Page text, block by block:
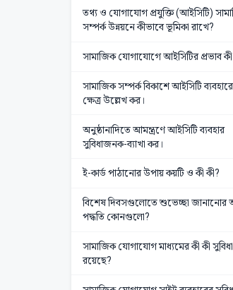
তথ্য ও যোগাযোগ প্রযুক্তি (আইসিটি)
সম্পর্ক উন্নয়নে কীভাবে ভূমিকা রাখে?
সামাজিক যোগাযোগে আইসিটির প্রভাব
সামাজিক সম্পর্ক বিকাশে আইসিটি
ক্ষেত্র উল্লেখ কর।
অনুষ্ঠানাদিতে আমন্ত্রণে আইসিটি ব্যবহার
সুবিধাজনক-ব্যাখা কর।
ই-কার্ড পাঠানোর উপায় কয়টি ও কী কী?
বিশেষ দিবসগুলোতে শুভেচ্ছা জানানোর
পদ্ধতি কোনগুলো?
সামাজিক যোগাযোগ মাধ্যমের কী কী সুবিধা
রয়েছে?